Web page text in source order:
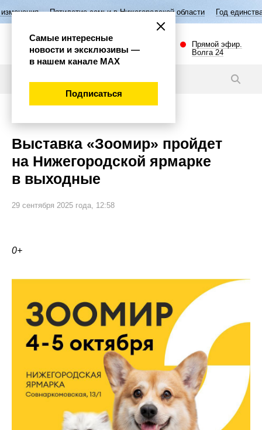
семьи в Нижегородской области Год единства народов России
Прямой эфир.
Волга 24
Выставка «Зоомир» пройдет
на Нижегородской ярмарке
в выходные
29 сентября 2025 года, 12:58
0+
Самые интересные
новости и эксклюзивы —
в нашем канале МАХ
Подписаться